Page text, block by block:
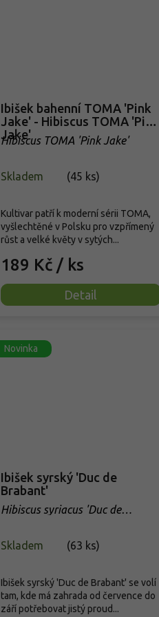
Ibišek bahenní TOMA 'Pink
Jake' - Hibiscus TOMA 'Pink
Jake'
Hibiscus TOMA 'Pink Jake'
Skladem (45 ks)
189 Kč / ks
Detail
Kultivar patří k moderní sérii TOMA,
vyšlechtěné v Polsku pro vzpřímený
růst a velké květy v sytých...
Novinka
Ibišek syrský 'Duc de
Brabant'
Hibiscus syriacus 'Duc de
Skladem
(63 ks)
Ibišek syrský 'Duc de Brabant' se volí
tam, kde má zahrada od července do
září potřebovat jistý proud...